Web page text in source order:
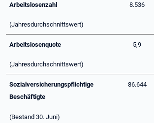
Arbeitslosenzahl
(Jahresdurchschnittswert)
8.536
Arbeitslosenquote
(Jahresdurchschnittswert)
5,9
Sozialversicherungspflichtige
Beschäftigte
(Bestand 30. Juni)
86.644